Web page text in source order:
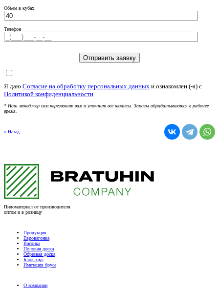
Объем в кубах
Телефон
Я даю Согласие на обработку персональных данных и ознакомлен (-а) c
Политикой конфиденциальности
* Наш менеджер сам перезвонит вам и уточнит все нюансы. Заказы обрабатываются в рабочее
время.
« Назад
Пиломатериал от производителя
оптом и в розницу
Продукция
Евровагонка
Вагонка
Половая доска
Обрезная доска
Блок-хаус
Имитация бруса
О компании